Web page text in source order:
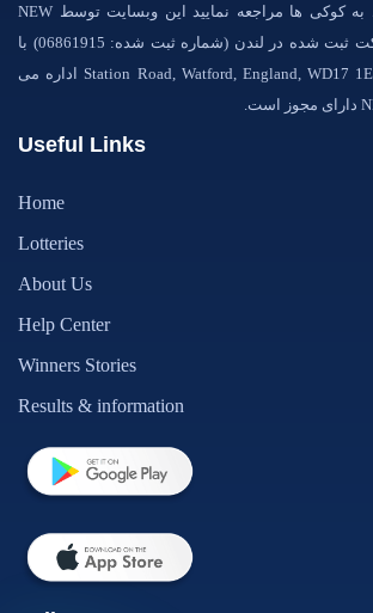
قسمت قوانین مربوط به کوکی ها مراجعه نمایید این وبسایت توسط NEW
LOTTO LTD، یک شرکت ثبت شده در لندن (شماره ثبت شده: 06861915) با
دفتر ثبت نام در 14 Station Road, Watford, England, WD17 1EG اداره می
Useful Links
Home
Lotteries
About Us
Help Center
Winners Stories
Results & information